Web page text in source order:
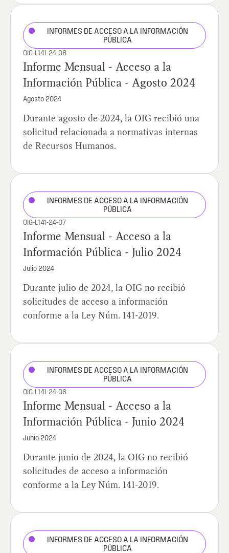
INFORMES DE ACCESO A LA INFORMACIÓN
PÚBLICA
OIG-L141-24-08
Informe Mensual - Acceso a la
Información Pública - Agosto 2024
Agosto 2024
Durante agosto de 2024, la OIG recibió una
solicitud relacionada a normativas internas
de Recursos Humanos.
INFORMES DE ACCESO A LA INFORMACIÓN
PÚBLICA
OIG-L141-24-07
Informe Mensual - Acceso a la
Información Pública - Julio 2024
Julio 2024
Durante julio de 2024, la OIG no recibió
solicitudes de acceso a información
conforme a la Ley Núm. 141-2019.
INFORMES DE ACCESO A LA INFORMACIÓN
PÚBLICA
OIG-L141-24-06
Informe Mensual - Acceso a la
Información Pública - Junio 2024
Junio 2024
Durante junio de 2024, la OIG no recibió
solicitudes de acceso a información
conforme a la Ley Núm. 141-2019.
INFORMES DE ACCESO A LA INFORMACIÓN
PÚBLICA